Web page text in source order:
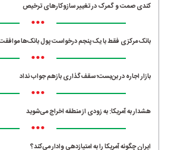
کندی صمت و گمرک در تغییر سازوکارهای ترخیص
•••
بانک مرکزی فقط با یک‌ پنجم درخواست پول بانک‌ها
•••
بازار اجاره در بن‌بست؛ سقف‌گذاری بازهم جواب نداد
•••
هشدار به آمریکا: به زودی از منطقه اخراج می‌شوید
•••
ایران چگونه آمریکا را به امتیازدهی وادار می‌کند؟